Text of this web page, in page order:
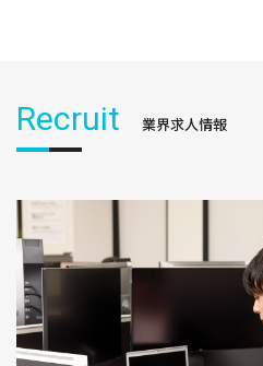
Recruit 業界求人情報